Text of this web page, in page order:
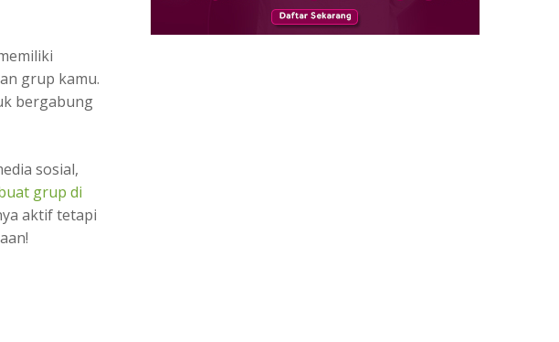
grup kamu.
bergabung
sosial,
grup di
aktif tetapi